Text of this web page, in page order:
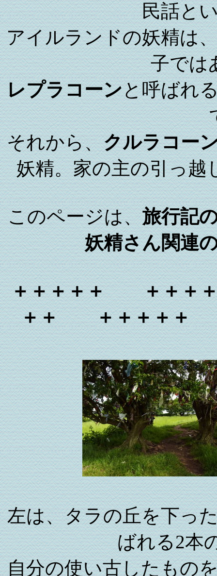
民話と
アイルランドの妖精は
子では
レプラコーンと呼ばれ
それから、クルラコー
妖精。家の主の引っ
このページは、旅行記
妖精さん関連
＋＋＋＋＋ ＋＋
＋＋ ＋＋＋＋＋
左は、タラの丘を下っ
ばれる2本
自分の使い古したもの